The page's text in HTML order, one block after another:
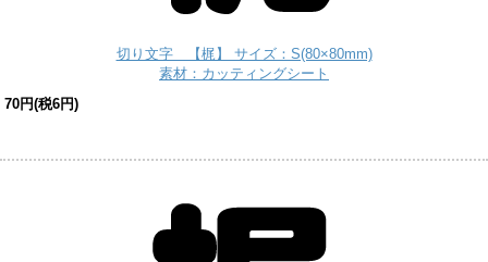
切り文字 【梶】 サイズ：S(80×80mm)
素材：カッティングシート
70円(税6円)